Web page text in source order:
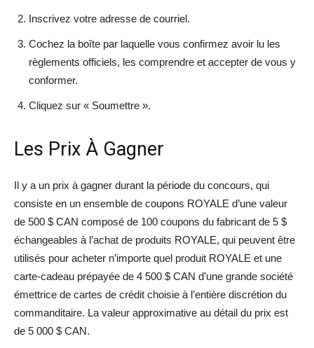
Inscrivez votre adresse de courriel.
Cochez la boîte par laquelle vous confirmez avoir lu les
règlements officiels, les comprendre et accepter de vous y
conformer.
Cliquez sur « Soumettre ».
Les Prix À Gagner
Il y a un prix à gagner durant la période du concours, qui
consiste en un ensemble de coupons ROYALE d’une valeur
de 500 $ CAN composé de 100 coupons du fabricant de 5 $
échangeables à l’achat de produits ROYALE, qui peuvent être
utilisés pour acheter n’importe quel produit ROYALE et une
carte-cadeau prépayée de 4 500 $ CAN d’une grande société
émettrice de cartes de crédit choisie à l’entière discrétion du
commanditaire. La valeur approximative au détail du prix est
de 5 000 $ CAN.